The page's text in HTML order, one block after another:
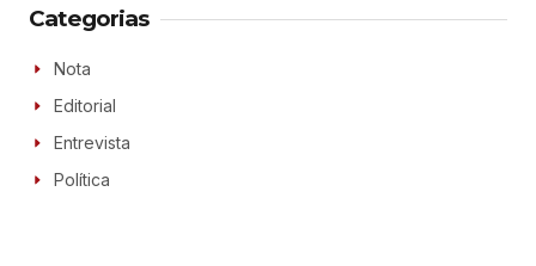
Categorias
Nota
Editorial
Entrevista
Política